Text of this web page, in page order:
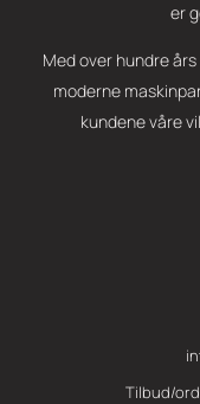
er
Med over hundre
moderne
kundene våre
Tilbud/